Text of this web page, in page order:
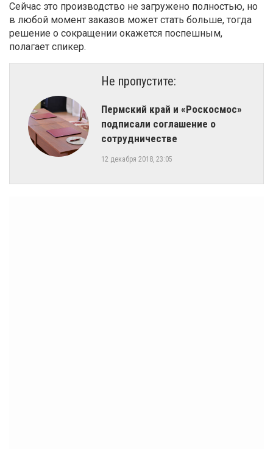
Сейчас это производство не загружено полностью, но
в любой момент заказов может стать больше, тогда
решение о сокращении окажется поспешным,
полагает спикер.
Не пропустите:
Пермский край и «Роскосмос»
подписали соглашение о
сотрудничестве
12 декабря 2018, 23:05